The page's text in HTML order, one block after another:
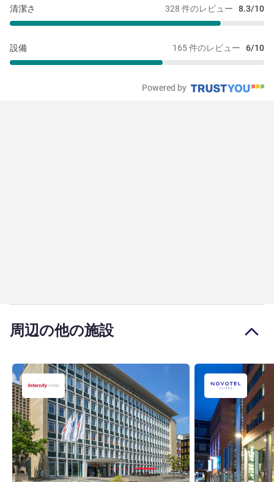
328 件のレビュー 8.3/10
清潔さ
165 件のレビュー 6/10
設備
Powered by
周辺の他の施設